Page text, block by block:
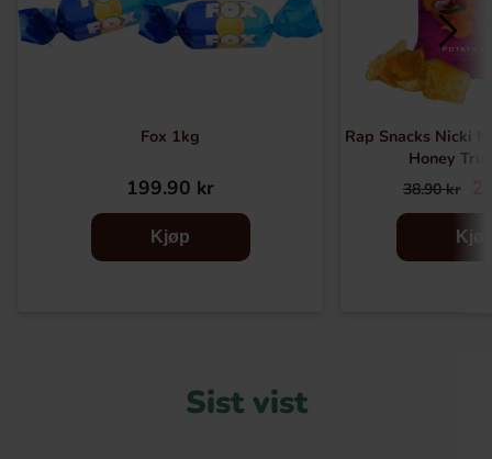
Fox 1kg
199.90 kr
Kjøp
Rap Snacks Nicki
Honey
38.90 kr
Sist vist